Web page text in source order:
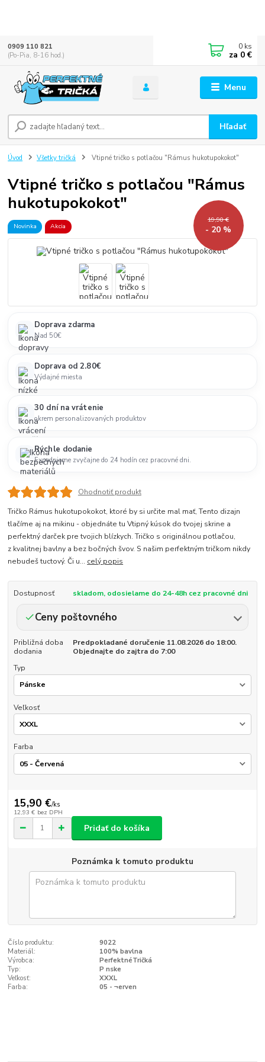
Menu
Hľadať
0909 110 821
(Po-Pia, 8-16 hod.)
0 ks
za 0 €
Úvod Všetky tričká Vtipné tričko s potlačou "Rámus hukotupokokot"
Vtipné tričko s potlačou "Rámus
hukotupokokot"
Novinka Akcia
19,90 €
- 20 %
Doprava zdarma
Nad 50€
Doprava od 2.80€
Výdajné miesta
30 dní na vrátenie
okrem personalizovaných produktov
Rýchle dodanie
Expedujeme zvyčajne do 24 hodín cez pracovné dni.
Ohodnotiť produkt
Tričko Rámus hukotupokokot, ktoré by si určite mal mať, Tento dizajn
tlačíme aj na mikinu - objednáte tu Vtipný kúsok do tvojej skrine a
perfektný darček pre tvojich blízkych. Tričko s originálnou potlačou,
z kvalitnej bavlny a bez bočných švov. S našim perfektným tričkom nikdy
nebudeš tuctový. Či u... celý popis
Dostupnosť skladom, odosielame do 24-48h cez pracovné dni
Ceny poštovného
Približná doba
dodania
Predpokladané doručenie 11.08.2026 do 18:00.
Objednajte do zajtra do 7:00
Typ
Veľkosť
Farba
15,90 €/ks
12,93 € bez DPH
Pridať do košíka
Poznámka k tomuto produktu
Číslo produktu:
9022
Materiál:
100% bavlna
Výrobca:
PerfektnéTričká
Typ:
P nske
Veľkosť:
XXXL
Farba:
05 - ¬erven